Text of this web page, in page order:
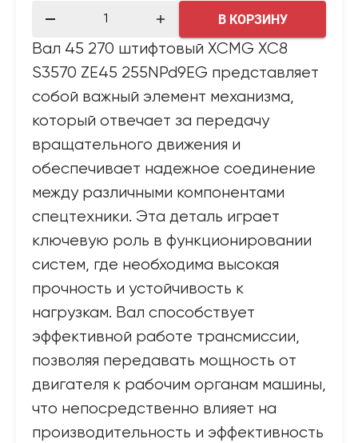
В КОРЗИНУ
Вал 45 270 штифтовый XCMG ХС8
S3570 ZE45 255NPd9EG представляет
собой важный элемент механизма,
который отвечает за передачу
вращательного движения и
обеспечивает надежное соединение
между различными компонентами
спецтехники. Эта деталь играет
ключевую роль в функционировании
систем, где необходима высокая
прочность и устойчивость к
нагрузкам. Вал способствует
эффективной работе трансмиссии,
позволяя передавать мощность от
двигателя к рабочим органам машины,
что непосредственно влияет на
производительность и эффективность